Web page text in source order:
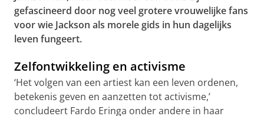
gefascineerd door nog veel grotere vrouwelijke fans
voor wie Jackson als morele gids in hun dagelijks
leven fungeert.
Zelfontwikkeling en activisme
‘Het volgen van een artiest kan een leven ordenen,
betekenis geven en aanzetten tot activisme,’
concludeert Fardo Eringa onder andere in haar